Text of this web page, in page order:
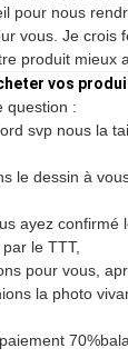
pour nous
vous. Je crois
produit mieux
vos
question :
svp nous la
le dessin à
ayez confirmé
le TTT,
pour vous,
la photo